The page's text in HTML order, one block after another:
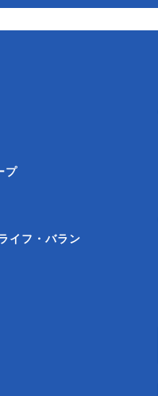
プ
イフ・バラン